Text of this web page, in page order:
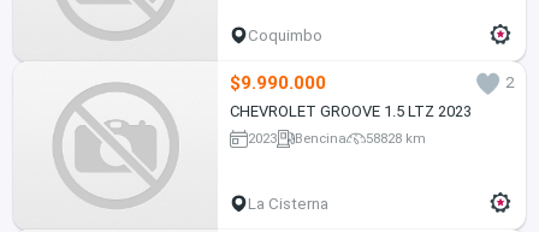
Coquimbo
$9.990.000
2
CHEVROLET GROOVE 1.5 LTZ 2023
2023 Bencina 58828 km
La Cisterna